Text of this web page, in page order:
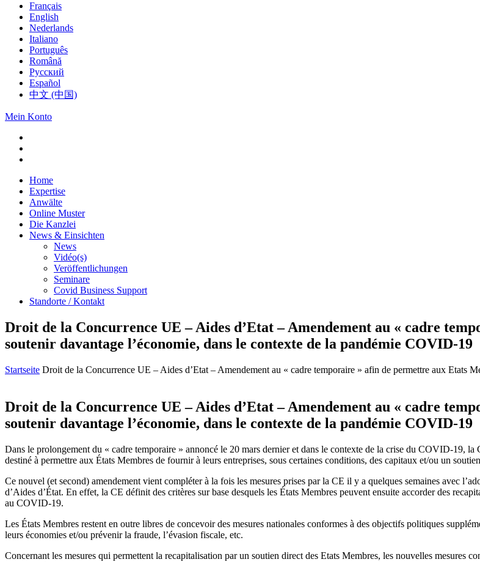
Français
English
Nederlands
Italiano
Português
Română
Русский
Español
中文 (中国)
Mein Konto
Home
Expertise
Anwälte
Online Muster
Die Kanzlei
News & Einsichten
News
Vidéo(s)
Veröffentlichungen
Seminare
Covid Business Support
Standorte / Kontakt
Droit de la Concurrence UE – Aides d’Etat – Amendement au « cadre
soutenir davantage l’économie, dans le contexte de la pandémie COVID-19
Startseite Droit de la Concurrence UE – Aides d’Etat – Amendement au « cadre temporaire » afin de permettre aux Etats
Droit de la Concurrence UE – Aides d’Etat – Amendement au « cadre
soutenir davantage l’économie, dans le contexte de la pandémie COVID-19
Dans le prolongement du « cadre temporaire » annoncé le 20 mars dernier et dans le contexte de la crise du COVID-19,
destiné à permettre aux États Membres de fournir à leurs entreprises, sous certaines conditions, des capitaux et/ou un
Ce nouvel (et second) amendement vient compléter à la fois les mesures prises par la CE il y a quelques semaines avec
d’Aides d’État. En effet, la CE définit des critères sur base desquels les États Membres peuvent ensuite accorder des
au COVID-19.
Les États Membres restent en outre libres de concevoir des mesures nationales conformes à des objectifs politiques
leurs économies et/ou prévenir la fraude, l’évasion fiscale, etc.
Concernant les mesures qui permettent la recapitalisation par un soutien direct des Etats Membres, les nouvelles mesures